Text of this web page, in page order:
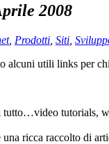
2008
, Prodotti Siti
alcuni utili links per
tutto…video tutorials,
una ricca raccolto di